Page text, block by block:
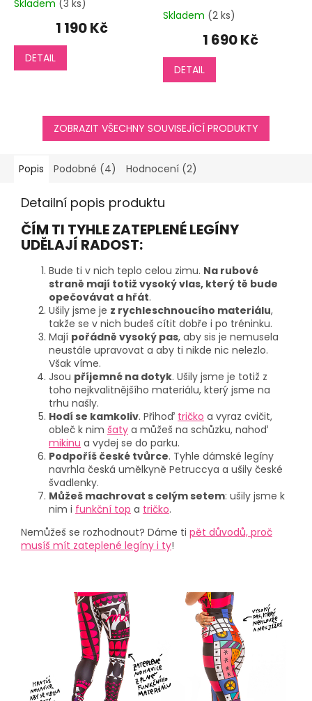
Průměrné
je
5,0
z
Skladem (3 ks)
1 190 Kč
DETAIL
Skladem (2 ks)
1 690 Kč
DETAIL
ZOBRAZIT VŠECHNY SOUVISEJÍCÍ PRODUKTY
Popis Podobné (4) Hodnocení (2)
Detailní popis produktu
ČÍM TI TYHLE ZATEPLENÉ LEGÍNY
UDĚLAJÍ RADOST:
Bude ti v nich teplo celou zimu. Na rubové
straně mají totiž vysoký vlas, který tě bude
opečovávat a hřát.
Ušily jsme je z rychleschnoucího materiálu,
takže se v nich budeš cítit dobře i po tréninku.
Mají pořádně vysoký pas, aby sis je nemusela
neustále upravovat a aby ti nikde nic nelezlo.
Však víme.
Jsou příjemné na dotyk. Ušily jsme je totiž z
toho nejkvalitnějšího materiálu, který jsme na
trhu našly.
Hodí se kamkoliv. Přihoď tričko a vyraz cvičit,
obleč k nim šaty a můžeš na schůzku, nahoď
mikinu a vydej se do parku.
Podpoříš české tvůrce. Tyhle dámské legíny
navrhla česká umělkyně Petruccya a ušily české
švadlenky.
Můžeš machrovat s celým setem: ušily jsme k
nim i funkční top a tričko.
Nemůžeš se rozhodnout? Dáme ti pět důvodů, proč
musíš mít zateplené legíny i ty!